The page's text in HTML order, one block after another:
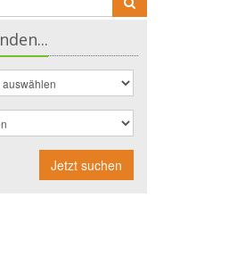
Jetzt suchen